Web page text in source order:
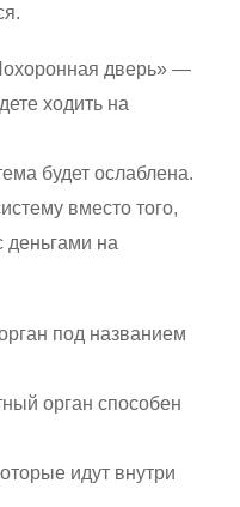
дверь» —
ходить на
будет ослаблена.
вместо того,
деньгами на
под названием
орган способен
идут внутри